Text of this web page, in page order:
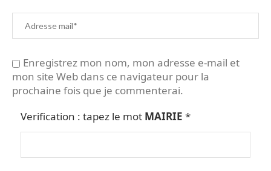
Enregistrez mon nom, mon adresse e-mail et
mon site Web dans ce navigateur pour la
prochaine fois que je commenterai.
Verification : tapez le mot MAIRIE *